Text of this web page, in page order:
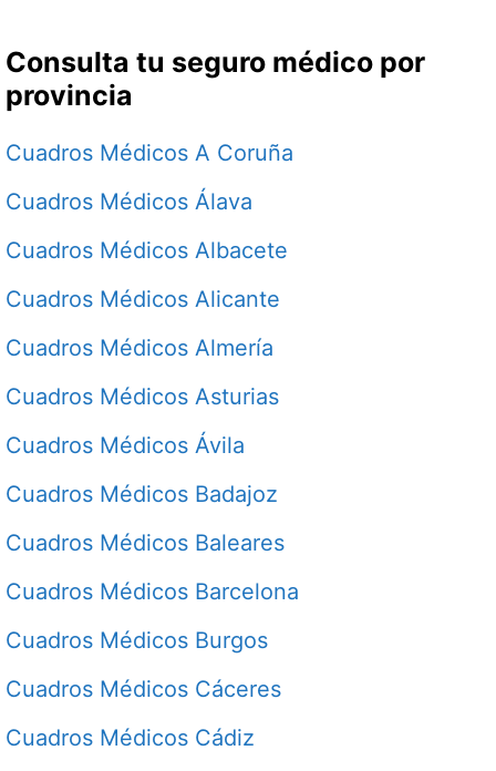
Consulta tu seguro médico por
provincia
Cuadros Médicos A Coruña
Cuadros Médicos Álava
Cuadros Médicos Albacete
Cuadros Médicos Alicante
Cuadros Médicos Almería
Cuadros Médicos Asturias
Cuadros Médicos Ávila
Cuadros Médicos Badajoz
Cuadros Médicos Baleares
Cuadros Médicos Barcelona
Cuadros Médicos Burgos
Cuadros Médicos Cáceres
Cuadros Médicos Cádiz